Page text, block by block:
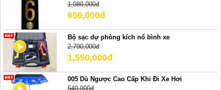
1,080,000đ
600,000đ
Bộ sạc dự phòng kích nổ bình xe
2,790,000đ
1,550,000đ
005 Dù Ngược Cao Cấp Khi Đi Xe Hơi
540,000đ